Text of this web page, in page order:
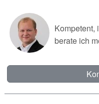
Kompetent,
berate ich